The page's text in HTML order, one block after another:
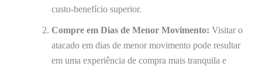
custo-benefício superior.
Compre em Dias de Menor Movimento: Visitar o
atacado em dias de menor movimento pode resultar
em uma experiência de compra mais tranquila e